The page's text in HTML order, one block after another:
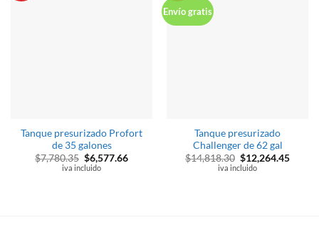
Tanque presurizado Profort
de 35 galones
$7,780.35 El
precio
$6,577.66El
iva incluido
Envío gratis
Tanque presurizado
Challenger de 62 gal
$14,818.30 El
precio
$12,264.45El
iva incluido